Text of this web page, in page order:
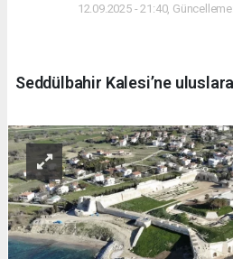
12.09.2025 - 21:40,
Seddülbahir Kalesi’ne